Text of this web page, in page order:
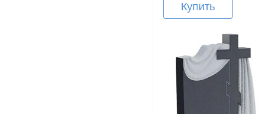
Купить